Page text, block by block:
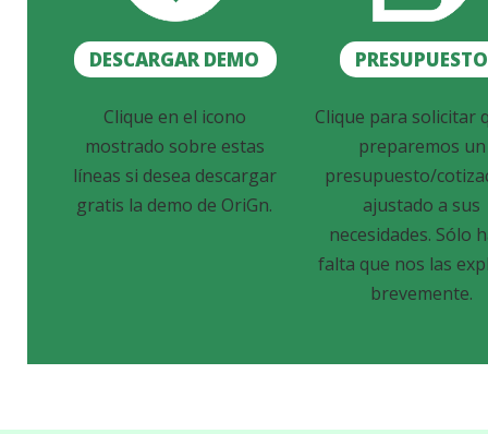
DESCARGAR DEMO PRESUPUESTO
Clique en el icono
mostrado sobre estas
líneas si desea descargar
gratis la demo de OriGn.
Clique para solicitar
preparemos un
presupuesto/
ajustado a sus
necesidades. Sólo
falta que nos las
brevemente.